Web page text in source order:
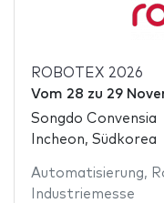
ROBOTEX 2026
Vom 28 zu 29
Songdo Convensia
Incheon, Südkorea
Automatisierung,
Industriemesse